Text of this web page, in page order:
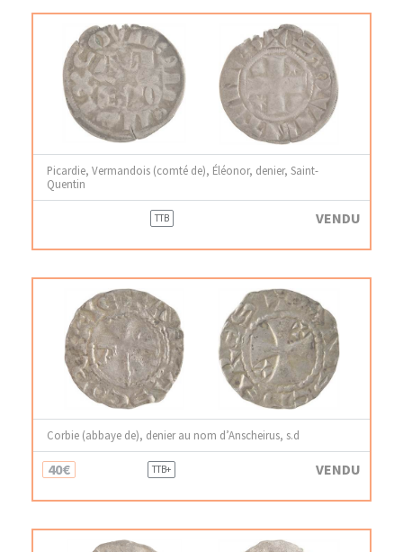
Picardie, Vermandois (comté de), Éléonor, denier, Saint-
Quentin
TTB VENDU
Corbie (abbaye de), denier au nom d’Anscheirus, s.d
40€ TTB+ VENDU